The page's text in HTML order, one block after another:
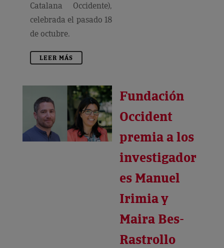
Catalana Occidente),
celebrada el pasado 18
de octubre.
LEER MÁS
Fundación
Occident
premia a los
investigador
es Manuel
Irimia y
Maira Bes-
Rastrollo